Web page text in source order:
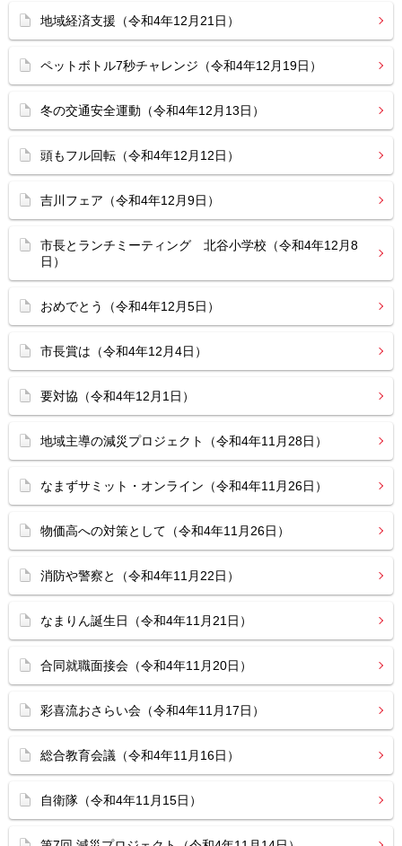
地域経済支援（令和4年12月21日）
ペットボトル7秒チャレンジ（令和4年12月19日）
冬の交通安全運動（令和4年12月13日）
頭もフル回転（令和4年12月12日）
吉川フェア（令和4年12月9日）
市長とランチミーティング 北谷小学校（令和4年12月8
日）
おめでとう（令和4年12月5日）
市長賞は（令和4年12月4日）
要対協（令和4年12月1日）
地域主導の減災プロジェクト（令和4年11月28日）
なまずサミット・オンライン（令和4年11月26日）
物価高への対策として（令和4年11月26日）
消防や警察と（令和4年11月22日）
なまりん誕生日（令和4年11月21日）
合同就職面接会（令和4年11月20日）
彩喜流おさらい会（令和4年11月17日）
総合教育会議（令和4年11月16日）
自衛隊（令和4年11月15日）